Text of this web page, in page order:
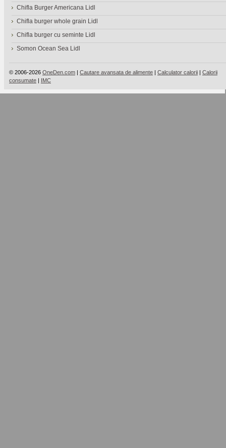
Chifla Burger Americana Lidl
Chifla burger whole grain Lidl
Chifla burger cu seminte Lidl
Somon Ocean Sea Lidl
© 2006-2026 OneDen.com | Cautare avansata de alimente | Calculator calorii | Calorii
consumate | IMC